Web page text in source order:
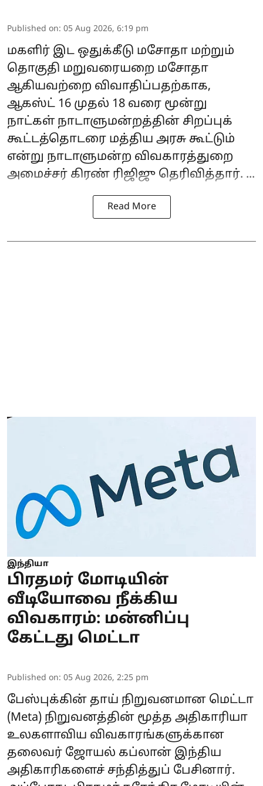
Published on: 05 Aug 2026, 6:19 pm
மகளிர் இட ஒதுக்கீடு மசோதா மற்றும்
தொகுதி மறுவரையறை மசோதா
ஆகியவற்றை விவாதிப்பதற்காக,
ஆகஸ்ட் 16 முதல் 18 வரை மூன்று
நாட்கள் நாடாளுமன்றத்தின் சிறப்புக்
கூட்டத்தொடரை மத்திய அரசு கூட்டும்
என்று நாடாளுமன்ற விவகாரத்துறை
அமைச்சர் கிரண் ரிஜிஜு தெரிவித்தார். ...
Read More
இந்தியா
பிரதமர் மோடியின்
வீடியோவை நீக்கிய
விவகாரம்: மன்னிப்பு
கேட்டது மெட்டா
Published on: 05 Aug 2026, 2:25 pm
பேஸ்புக்கின் தாய் நிறுவனமான மெட்டா
(Meta) நிறுவனத்தின் மூத்த அதிகாரியா
உலகளாவிய விவகாரங்களுக்கான
தலைவர் ஜோயல் கப்லான் இந்திய
அதிகாரிகளைச் சந்தித்துப் பேசினார்.